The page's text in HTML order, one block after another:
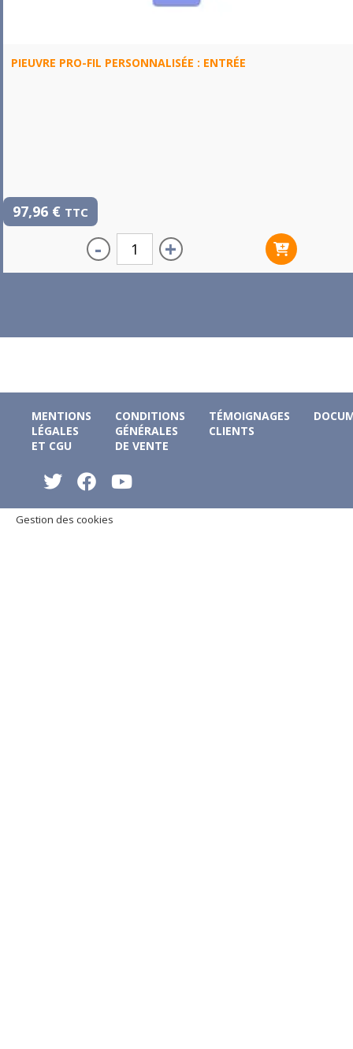
PIEUVRE PRO-FIL PERSONNALISÉE : ENTRÉE
97,96 € TTC
- +
MENTIONS
LÉGALES
ET CGU
CONDITIONS
GÉNÉRALES
DE VENTE
TÉMOIGNAGES
CLIENTS
Gestion des cookies